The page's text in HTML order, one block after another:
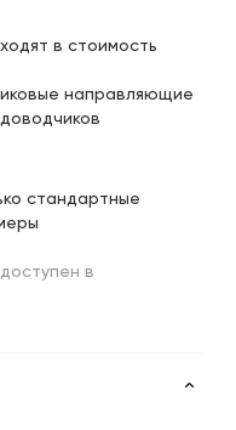
в стоимость
направляющие
стандартные
в